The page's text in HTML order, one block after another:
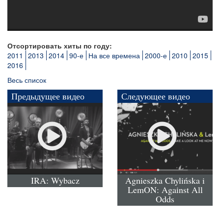
Отсортировать хиты по году:
2011
2013 2014 90-е На все времена 2000-е 2010 2015
2016
Весь список
Предыдущее видео
IRA: Wybacz
Следующее видео
Agnieszka Chylińska i
LemON: Against All
Odds